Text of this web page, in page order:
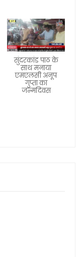
सुंदरकांड पाठ के
साथ मनाया
एमएलसी अनूप
गुप्ता का
जन्मदिवस